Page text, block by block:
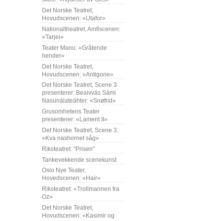
Det Norske Teatret,
Hovudscenen: «Utafor»
Nationaltheatret, Amfiscenen:
«Tarjei»
Teater Manu: «Gråtende
hender»
Det Norske Teatret,
Hovudscenen: «Antigone»
Det Norske Teatret, Scene 3
presenterer: Beaivvás Sámi
Nasunálateáhter: «Snøfrid»
Grusomhetens Teater
presenterer: «Lament II»
Det Norske Teatret, Scene 3:
«Kva nashornet såg»
Riksteatret: "Prisen"
Tankevekkende scenekunst
Oslo Nye Teater,
Hovedscenen: «Hair»
Riksteatret: «Trollmannen fra
Oz»
Det Norske Teatret,
Hovudscenen: «Kasimir og